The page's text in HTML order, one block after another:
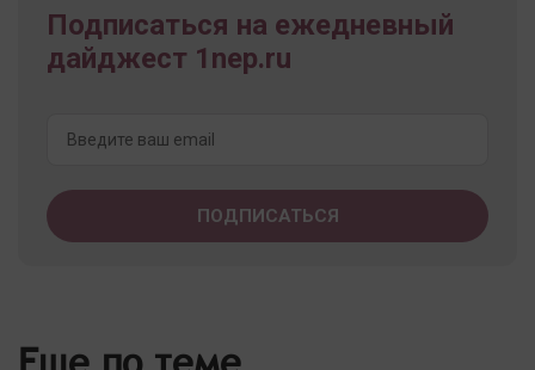
Подписаться на ежедневный
дайджест 1nep.ru